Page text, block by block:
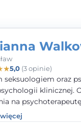
★5,0(3 opinie)
seksuologiem oraz
klinicznej.
na
nadzwyczajnego
Terapii